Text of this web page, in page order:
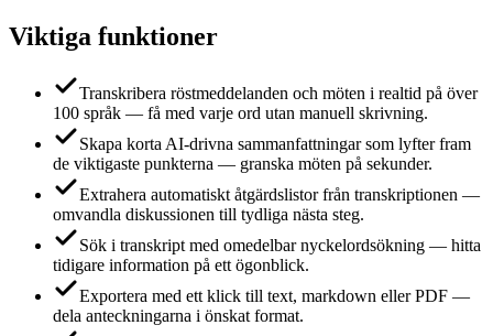
Viktiga funktioner
Transkribera röstmeddelanden och möten i realtid på över
100 språk — få med varje ord utan manuell skrivning.
Skapa korta AI‑drivna sammanfattningar som lyfter fram
de viktigaste punkterna — granska möten på sekunder.
Extrahera automatiskt åtgärdslistor från transkriptionen —
omvandla diskussionen till tydliga nästa steg.
Sök i transkript med omedelbar nyckelordsökning — hitta
tidigare information på ett ögonblick.
Exportera med ett klick till text, markdown eller PDF —
dela anteckningarna i önskat format.